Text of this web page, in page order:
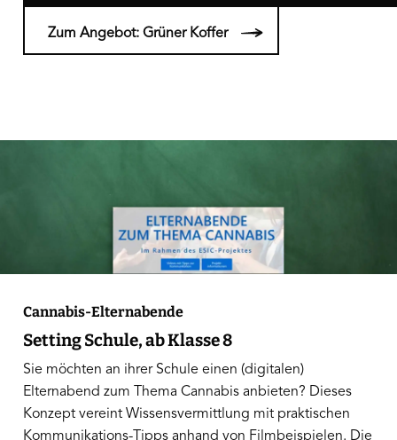
Zum Angebot: Grüner Koffer
Cannabis-Elternabende
Setting Schule, ab Klasse 8
Sie möchten an ihrer Schule einen (digitalen)
Elternabend zum Thema Cannabis anbieten? Dieses
Konzept vereint Wissensvermittlung mit praktischen
Kommunikations-Tipps anhand von Filmbeispielen. Die